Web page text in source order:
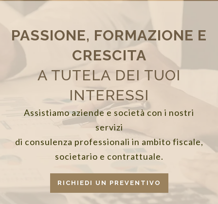
SERVIZI TELEMATICI
PASSIONE, FORMAZIONE E
CRESCITA
A TUTELA DEI TUOI
INTERESSI
Assistiamo aziende e società con i nostri
servizi
di consulenza professionali in ambito fiscale,
societario e contrattuale.
RICHIEDI UN PREVENTIVO